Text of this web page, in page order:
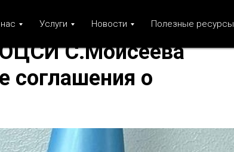
Услуги Новости Полезные ресурсы
С.Моисеева
соглашения о